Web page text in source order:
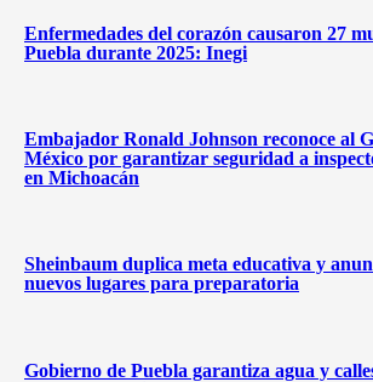
Enfermedades del corazón causaron 27
Puebla durante 2025: Inegi
Embajador Ronald Johnson reconoce al
México por garantizar seguridad a
en Michoacán
Sheinbaum duplica meta educativa y
nuevos lugares para preparatoria
Gobierno de Puebla garantiza agua y